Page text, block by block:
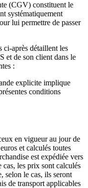
(CGV) constituent le
systématiquement
lui permettre de passer
ci-après détaillent les
et de son client dans le
:
explicite implique
conditions
en vigueur au jour de
et calculés toutes
est expédiée vers
cas, les prix sont calculés
selon le cas, ils seront
de transport applicables